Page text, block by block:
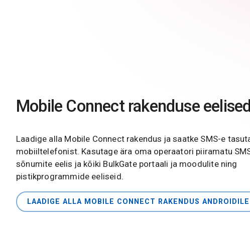
Mobile Connect rakenduse eelised
Laadige alla Mobile Connect rakendus ja saatke SMS-e
mobiiltelefonist. Kasutage ära oma operaatori piiramatu
sõnumite eelis ja kõiki BulkGate portaali ja moodulite ning
pistikprogrammide eeliseid.
LAADIGE ALLA MOBILE CONNECT RAKENDUS ANDROIDILE